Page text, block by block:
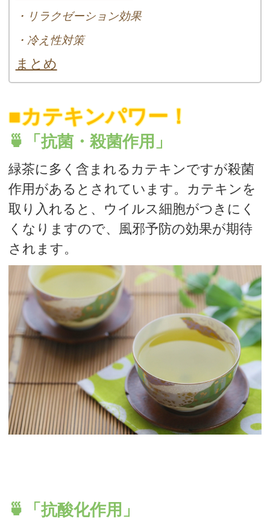
・リラクゼーション効果
・冷え性対策
まとめ
■カテキンパワー！
🍵「抗菌・殺菌作用」
緑茶に多く含まれるカテキンですが殺菌
作用があるとされています。カテキンを
取り入れると、ウイルス細胞がつきにく
くなりますので、風邪予防の効果が期待
されます。
🍵「抗酸化作用」